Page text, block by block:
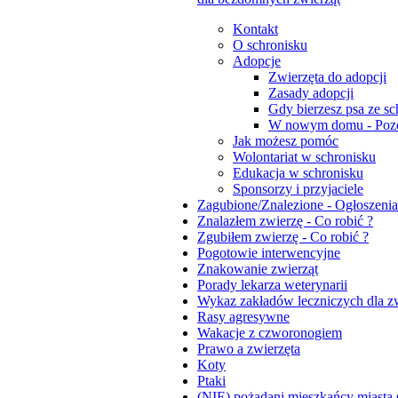
Kontakt
O schronisku
Adopcje
Zwierzęta do adopcji
Zasady adopcji
Gdy bierzesz psa ze
W nowym domu -
Jak możesz pomóc
Wolontariat w schronisku
Edukacja w schronisku
Sponsorzy i przyjaciele
Zagubione/Znalezione - Ogłoszenia
Znalazłem zwierzę - Co robić ?
Zgubiłem zwierzę - Co robić ?
Pogotowie interwencyjne
Znakowanie zwierząt
Porady lekarza weterynarii
Wykaz zakładów leczniczych dla
Rasy agresywne
Wakacje z czworonogiem
Prawo a zwierzęta
Koty
Ptaki